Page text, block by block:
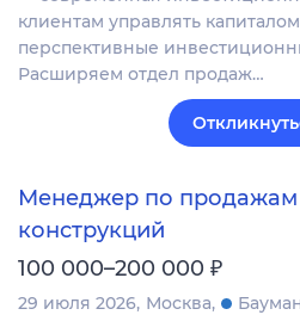
клиентам управлять
перспективные
Расширяем отдел продаж…
Менеджер по продажам
конструкций
100 000–200 000 ₽
29 июля 2026 Москва